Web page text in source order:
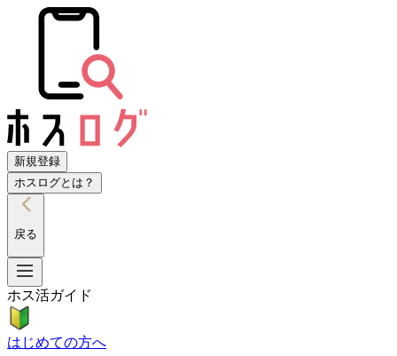
新規登録
ホスログとは？
戻る
ホス活ガイド
はじめての方へ